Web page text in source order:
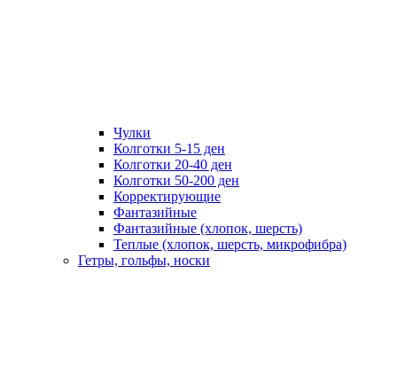
Чулки
Колготки 5-15 ден
Колготки 20-40 ден
Колготки 50-200 ден
Корректирующие
Фантазийные
Фантазийные (хлопок, шерсть)
Теплые (хлопок, шерсть, микрофибра)
Гетры, гольфы, носки